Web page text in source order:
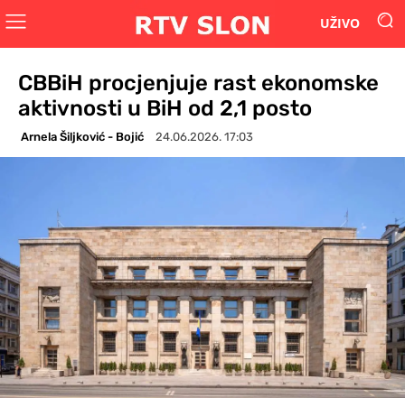
UŽIVO
CBBiH procjenjuje rast ekonomske
aktivnosti u BiH od 2,1 posto
Arnela Šiljković - Bojić 24.06.2026. 17:03